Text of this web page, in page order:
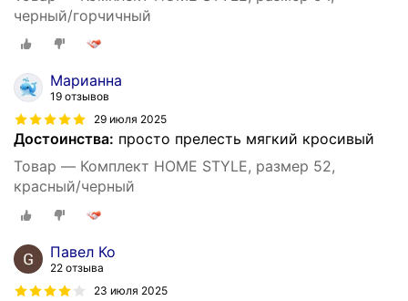
черный/горчичный
Марианна
19 отзывов
29 июля 2025
Достоинства: просто прелесть мягкий кросивый
Товар — Комплект HOME STYLE, размер 52,
красный/черный
Павел Ко
22 отзыва
23 июля 2025